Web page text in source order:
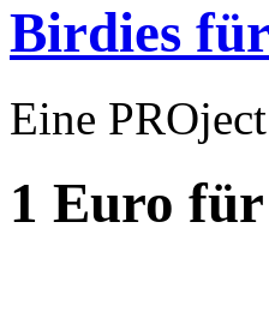
Birdies
Eine
1 Euro für